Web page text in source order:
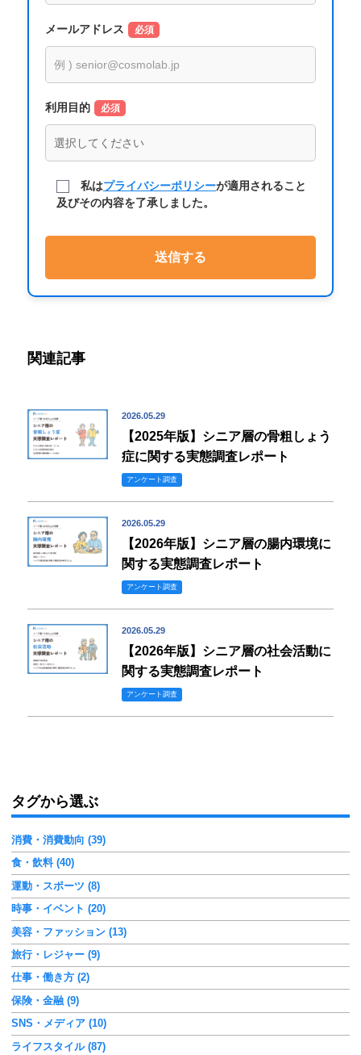
メールアドレス 必須
利用目的 必須
私はプライバシーポリシーが適用されること
及びその内容を了承しました。
関連記事
2026.05.29
【2025年版】シニア層の骨粗しょう
症に関する実態調査レポート
アンケート調査
2026.05.29
【2026年版】シニア層の腸内環境に
関する実態調査レポート
アンケート調査
2026.05.29
【2026年版】シニア層の社会活動に
関する実態調査レポート
アンケート調査
タグから選ぶ
消費・消費動向 (39)
食・飲料 (40)
運動・スポーツ (8)
時事・イベント (20)
美容・ファッション (13)
旅行・レジャー (9)
仕事・働き方 (2)
保険・金融 (9)
SNS・メディア (10)
ライフスタイル (87)